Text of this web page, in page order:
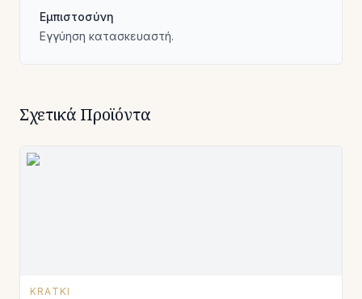
Εμπιστοσύνη
Εγγύηση κατασκευαστή.
Σχετικά Προϊόντα
KRATKI